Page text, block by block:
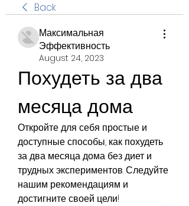
Back
Максимальная
Эффективность
August 24, 2023
Похудеть за два
месяца дома
Откройте для себя простые и
доступные способы, как похудеть
за два месяца дома без диет и
трудных экспериментов. Следуйте
нашим рекомендациям и
достигните своей цели!